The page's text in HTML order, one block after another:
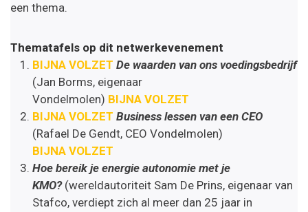
een thema.
Thematafels op dit netwerkevenement
BIJNA VOLZET De waarden van ons voedingsbedrijf
(Jan Borms, eigenaar
Vondelmolen) BIJNA VOLZET
BIJNA VOLZET Business lessen van een CEO
(Rafael De Gendt, CEO Vondelmolen)
BIJNA VOLZET
Hoe bereik je energie autonomie met je
KMO? (wereldautoriteit Sam De Prins, eigenaar van
Stafco, verdiept zich al meer dan 25 jaar in